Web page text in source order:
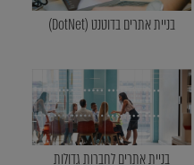
בניית אתרים בדוטנט (DotNet)
בניית אתרים לחברות גדולות